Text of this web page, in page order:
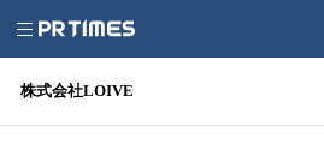
株式会社LOIVE